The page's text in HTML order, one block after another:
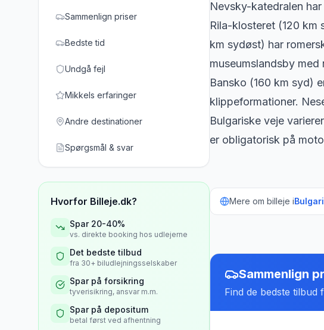
Sammenlign priser
Bedste tid
Undgå fejl
Mikkels erfaringer
Andre destinationer
Spørgsmål & svar
Hvorfor Billeje.dk?
Spar 20-40%
vs. direkte booking hos udlejerne
Det bedste tilbud
fra 30+ biludlejningsselskaber
Spar på forsikring
tyverisikring, ansvar m.m.
Spar på depositum
betal først ved afhentning
Nevsky-katedralen
Rila-klosteret (120
km sydøst) har
museumslandsby
Bansko (160 km syd)
klippeformationer.
Bulgariske veje
er obligatorisk på
Mere om billeje i
Sammenlign
Find de bedste tilbud